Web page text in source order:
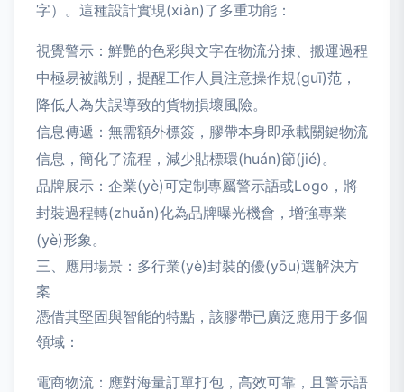
字）。這種設計實現(xiàn)了多重功能：
視覺警示：鮮艷的色彩與文字在物流分揀、搬運過程
中極易被識別，提醒工作人員注意操作規(guī)范，
降低人為失誤導致的貨物損壞風險。
信息傳遞：無需額外標簽，膠帶本身即承載關鍵物流
信息，簡化了流程，減少貼標環(huán)節(jié)。
品牌展示：企業(yè)可定制專屬警示語或Logo，將
封裝過程轉(zhuǎn)化為品牌曝光機會，增強專業
(yè)形象。
三、應用場景：多行業(yè)封裝的優(yōu)選解決方
案
憑借其堅固與智能的特點，該膠帶已廣泛應用于多個
領域：
電商物流：應對海量訂單打包，高效可靠，且警示語